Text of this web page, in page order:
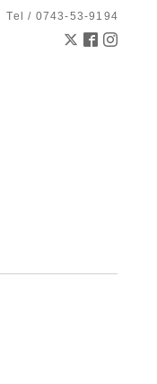
Tel / 0743-53-9194